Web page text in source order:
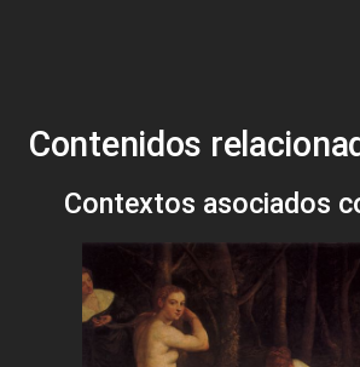
Contenidos
Contextos asociados